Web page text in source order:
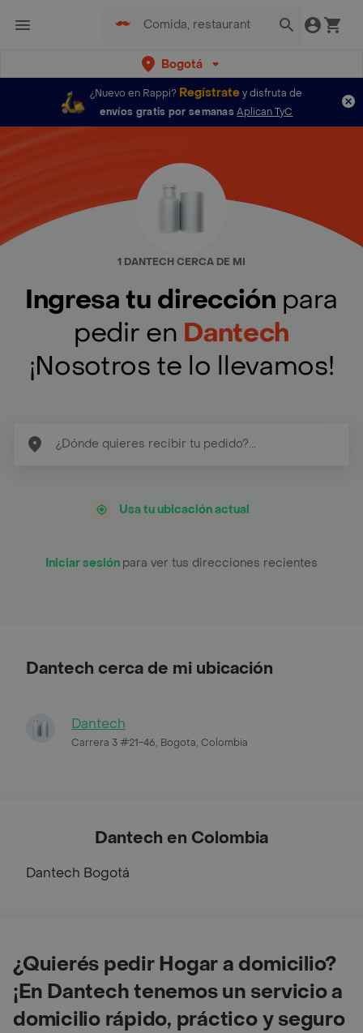
Bogotá
¿Nuevo en Rappi? Regístratey disfruta de
envíos gratis por semanas Aplican TyC
1 DANTECH CERCA DE MI
Ingresa tu dirección para
pedir en Dantech
¡Nosotros te lo llevamos!
Usa tu ubicación actual
Iniciar sesión para ver tus direcciones recientes
Dantech cerca de mi ubicación
Dantech
Carrera 3 #21-46, Bogota, Colombia
Dantech en Colombia
Dantech Bogotá
¿Quierés pedir Hogar a domicilio?
¡En Dantech tenemos un servicio a
domicilio rápido, práctico y seguro